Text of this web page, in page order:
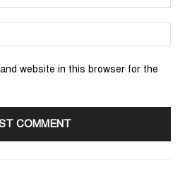
website in this browser for the